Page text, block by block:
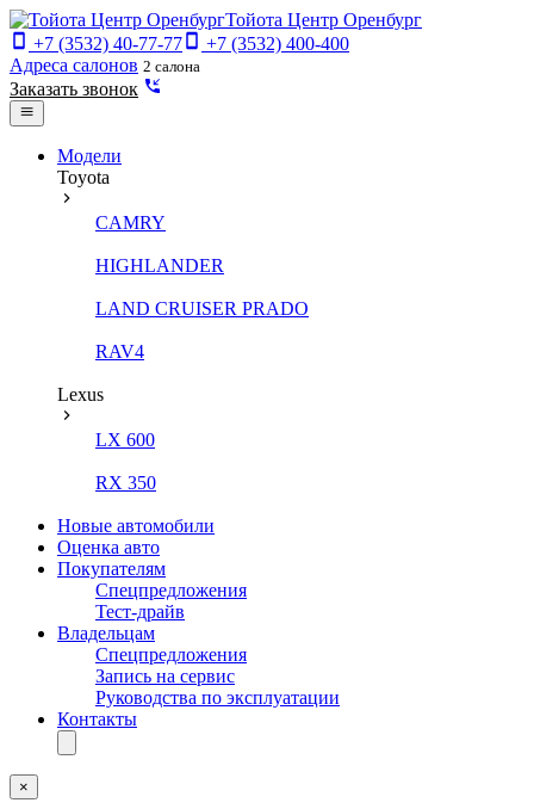
Тойота Центр Оренбург
+7 (3532) 40-77-77
+7 (3532) 400-400
Адреса салонов 2 салона
Заказать звонок
Модели
Toyota
CAMRY
HIGHLANDER
LAND CRUISER PRADO
RAV4
Lexus
LX 600
RX 350
Новые автомобили
Оценка авто
Покупателям
Спецпредложения
Тест-драйв
Владельцам
Спецпредложения
Запись на сервис
Руководства по эксплуатации
Контакты
×